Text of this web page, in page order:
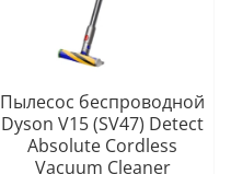
Пылесос беспроводной
Dyson V15 (SV47) Detect
Absolute Cordless
Vacuum Cleaner